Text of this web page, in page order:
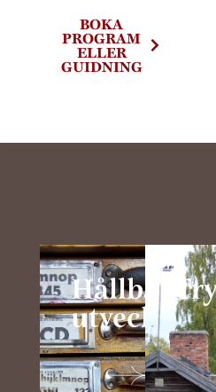
BOKA
PROGRAM
ELLER
GUIDNING
Hållbar
utveckling